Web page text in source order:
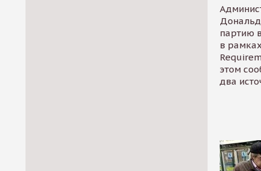
партию
в
этом
два